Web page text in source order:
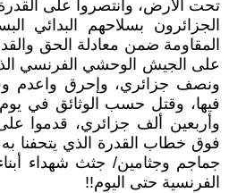
تحت الأرض، وانتصروا على القدرة
الجزائرون بسلاحهم البدائي
المقاومة ضمن معادلة الحق
على الجيش الوحشي الفرنسي
ونصف جزائري، وإحرق واعدم
فيها، وقتل حسب الوثائق في
وأربعين ألف جزائري، قدموا
فوق خطاب القدرة الذي يتحفنا
جماجم وجثامين/ جثث شهداء
الفرنسية حتى اليوم!!